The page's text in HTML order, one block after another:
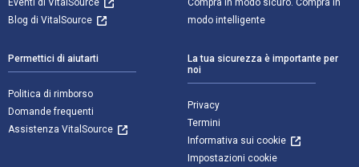
Blog di VitalSource
modo intelligente
Permettici di aiutarti
Politica di rimborso
Domande frequenti
Assistenza VitalSource
La tua sicurezza è importante per
noi
Privacy
Termini
Informativa sui cookie
Impostazioni cookie